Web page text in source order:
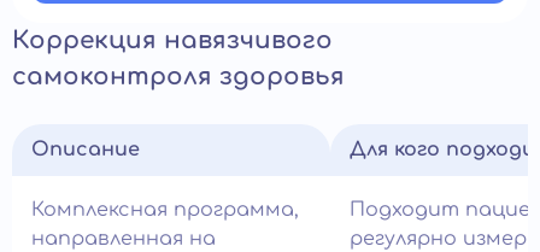
Коррекция навязчивого
самоконтроля здоровья
Описание
Комплексная программа,
направленная на
Для кого
Подходит
регулярно